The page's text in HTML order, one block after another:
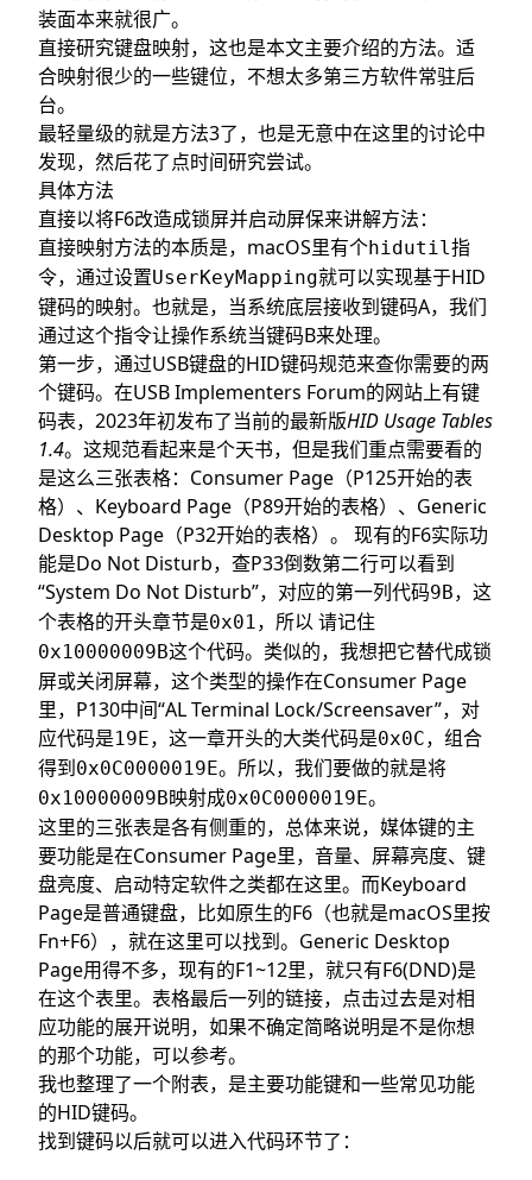
装面本来就很广。
直接研究键盘映射，这也是本文主要介绍的方法。适
合映射很少的一些键位，不想太多第三方软件常驻后
台。
最轻量级的就是方法3了，也是无意中在这里的讨论中
发现，然后花了点时间研究尝试。
具体方法
直接以将F6改造成锁屏并启动屏保来讲解方法：
直接映射方法的本质是，macOS里有个hidutil指
令，通过设置UserKeyMapping就可以实现基于HID
键码的映射。也就是，当系统底层接收到键码A，我们
通过这个指令让操作系统当键码B来处理。
第一步，通过USB键盘的HID键码规范来查你需要的两
个键码。在USB Implementers Forum的网站上有键
码表，2023年初发布了当前的最新版HID Usage Tables
1.4。这规范看起来是个天书，但是我们重点需要看的
是这么三张表格：Consumer Page（P125开始的表
格）、Keyboard Page（P89开始的表格）、Generic
Desktop Page（P32开始的表格）。 现有的F6实际功
能是Do Not Disturb，查P33倒数第二行可以看到
“System Do Not Disturb”，对应的第一列代码9B，这
个表格的开头章节是0x01，所以 请记住
0x10000009B这个代码。类似的，我想把它替代成锁
屏或关闭屏幕，这个类型的操作在Consumer Page
里，P130中间“AL Terminal Lock/Screensaver”，对
应代码是19E，这一章开头的大类代码是0x0C，组合
得到0x0C0000019E。所以，我们要做的就是将
0x10000009B映射成0x0C0000019E。
这里的三张表是各有侧重的，总体来说，媒体键的主
要功能是在Consumer Page里，音量、屏幕亮度、键
盘亮度、启动特定软件之类都在这里。而Keyboard
Page是普通键盘，比如原生的F6（也就是macOS里按
Fn+F6），就在这里可以找到。Generic Desktop
Page用得不多，现有的F1~12里，就只有F6(DND)是
在这个表里。表格最后一列的链接，点击过去是对相
应功能的展开说明，如果不确定简略说明是不是你想
的那个功能，可以参考。
我也整理了一个附表，是主要功能键和一些常见功能
的HID键码。
找到键码以后就可以进入代码环节了：